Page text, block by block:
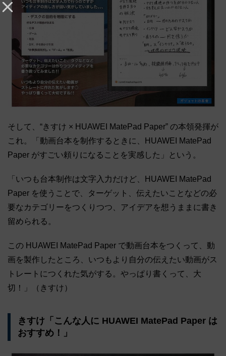
そして、“きすけ × HUAWEI MatePad Paper” の本領発揮が
これ。「動画台本を制作するときに、HUAWEI MatePad
Paper がすごい頼りになることを実感した」という。
「いつも台本制作は文字入力だけど、HUAWEI MatePad
Paper を使うことで、ターゲット、伝えたいことなどの必
要なカテゴリーをつくりつつ、アイデアを想うままに書き
留められる。
この HUAWEI MatePad Paper で動画台本をつくって、動
画を製作したところ、いつもより自分の伝えたい動画がス
トレートにつくれた気がする。やっぱり書くって、大
切！」（きすけ）
きすけ「こんな人に HUAWEI MatePad Paper は
おすすめ！」